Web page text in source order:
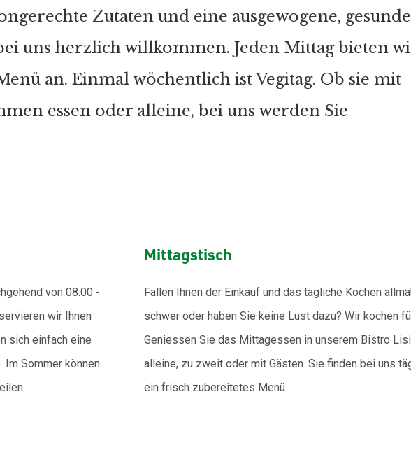
Zutaten und eine ausgewogene, gesunde
uns herzlich willkommen. Jeden Mittag bieten
an. Einmal wöchentlich ist Vegitag. Ob sie mit
essen oder alleine, bei uns werden Sie
von 08.00 -
wir Ihnen
sich einfach eine
Im Sommer können
Mittagstisch
Fallen Ihnen der Einkauf und das tägliche Kochen
schwer oder haben Sie keine Lust dazu? Wir kochen
Geniessen Sie das Mittagessen in unserem Bistro
alleine, zu zweit oder mit Gästen. Sie finden bei uns
ein frisch zubereitetes Menü.